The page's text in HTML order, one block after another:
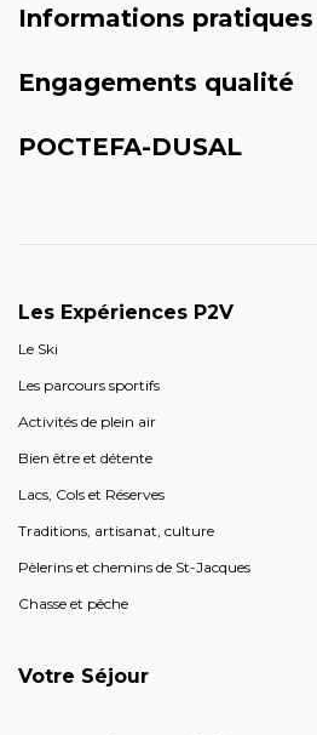
Informations pratiques
Engagements qualité
POCTEFA-DUSAL
Les Expériences P2V
Le Ski
Les parcours sportifs
Activités de plein air
Bien être et détente
Lacs, Cols et Réserves
Traditions, artisanat, culture
Pèlerins et chemins de St-Jacques
Chasse et pêche
Votre Séjour